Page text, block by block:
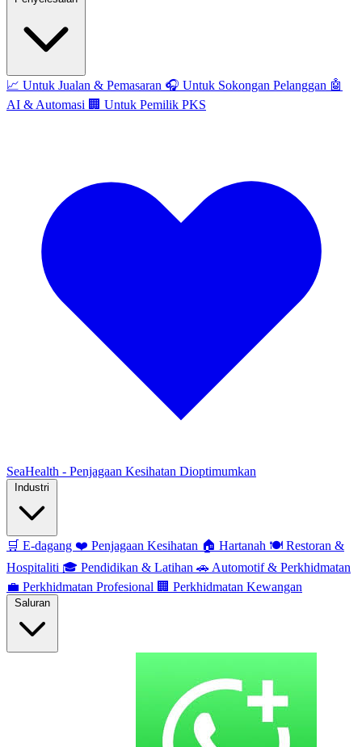
📈 Untuk Jualan & Pemasaran 🎧 Untuk Sokongan Pelanggan 🤖
AI & Automasi 🏢 Untuk Pemilik PKS
SeaHealth - Penjagaan Kesihatan Dioptimumkan
🛒 E-dagang ❤️ Penjagaan Kesihatan 🏠 Hartanah 🍽️ Restoran &
Hospitaliti 🎓 Pendidikan & Latihan 🚗 Automotif & Perkhidmatan
💼 Perkhidmatan Profesional 🏢 Perkhidmatan Kewangan